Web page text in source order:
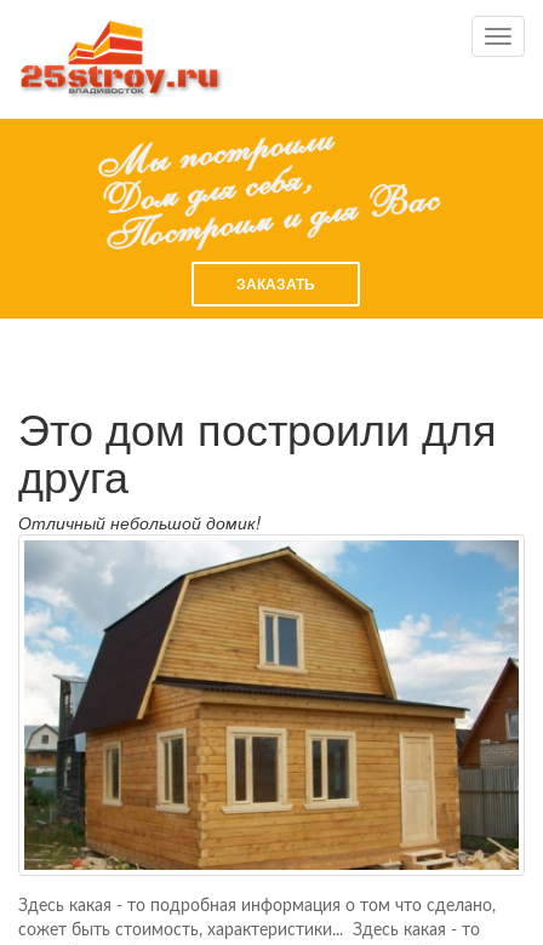
ЗАКАЗАТЬ
Это дом построили для
друга
Отличный небольшой домик!
Здесь какая - то подробная информация о том что сделано,
сожет быть стоимость, характеристики... Здесь какая - то